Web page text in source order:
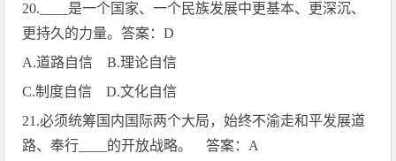
20.____ 是一个国家、一个民族发展中更基本、更深沉、
更持久的力量。答案：D
A.道路自信 B.理论自信
C.制度自信 D.文化自信
21.必须统筹国内国际两个大局，始终不渝走和平发展道
路、奉行
的开放战略。 答案： A